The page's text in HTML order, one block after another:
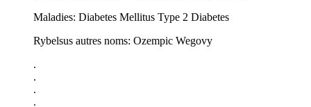
Maladies: Diabetes Mellitus Type 2 Diabetes
Rybelsus autres noms: Ozempic Wegovy
.
.
.
.